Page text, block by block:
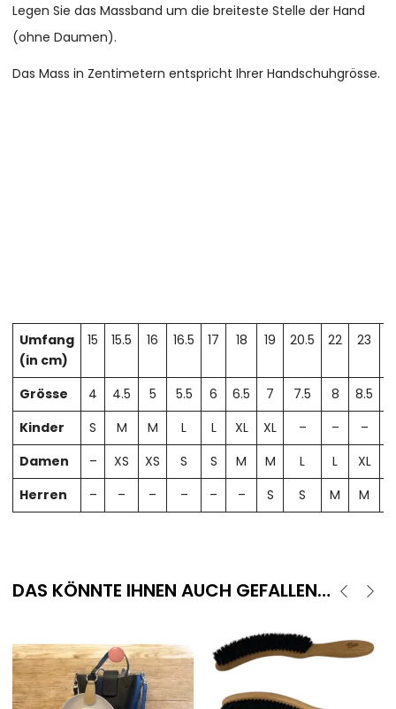
Legen Sie das Massband um die breiteste Stelle der Hand
(ohne Daumen).
Das Mass in Zentimetern entspricht Ihrer Handschuhgrösse.
Umfang
(in cm)
15 15.5 16 16.5 17 18 19 20.5 22 23
Grösse 4 4.5 5 5.5 6 6.5 7 7.5 8 8.5
Kinder
S M M L L XL XL – – –
Damen
– XS XS S S M M L L XL
Herren
– – – – – – S S M M
DAS KÖNNTE IHNEN AUCH GEFALLEN…